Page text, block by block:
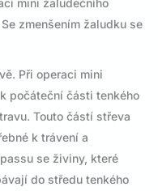
zmenšením žaludku se
Při operaci mini
počáteční části tenkého
Touto částí střeva
k trávení a
se živiny, které
do středu tenkého